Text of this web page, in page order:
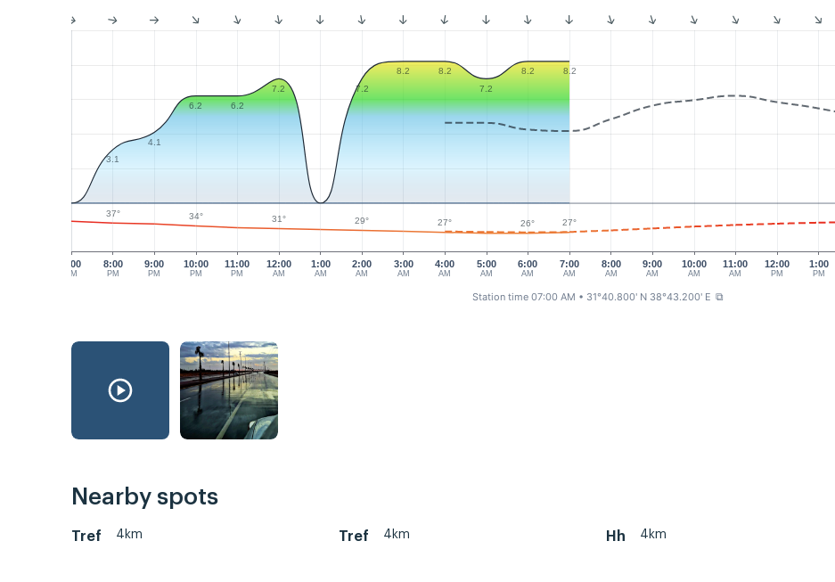
7:00
PM
8:00
PM
9:00
PM
10:00
PM
11:00
PM
12:00
AM
1:00
AM
2:00
AM
4:00
AM
5:00
AM
6:00
AM
7:00
AM
8:00
AM
9:00
AM
10:00
AM
11:00
AM
12:00
PM
1:00
PM
3:00
AM
3.1
4.1
6.2 6.2
7.2 7.2
8.2
8.2
7.2
8.2 8.2
37° 34° 31° 29° 27° 26° 27°
Station time 07:00 AM • 31°40.800' N 38°43.200' E ⧉
Nearby spots
Tref 4km Tref 4km Hh 4km